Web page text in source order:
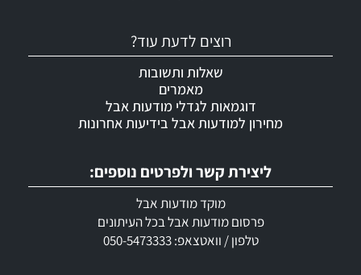
ליצירת קשר ולפרטים נוספים:
מוקד מודעות אבל
פרסום מודעות אבל בכל העיתונים
טלפון / וואטצאפ: 050-5473333
רוצים לדעת עוד?
שאלות ותשובות
מאמרים
דוגמאות לגדלי מודעות אבל
מחירון למודעות אבל בידיעות אחרונות